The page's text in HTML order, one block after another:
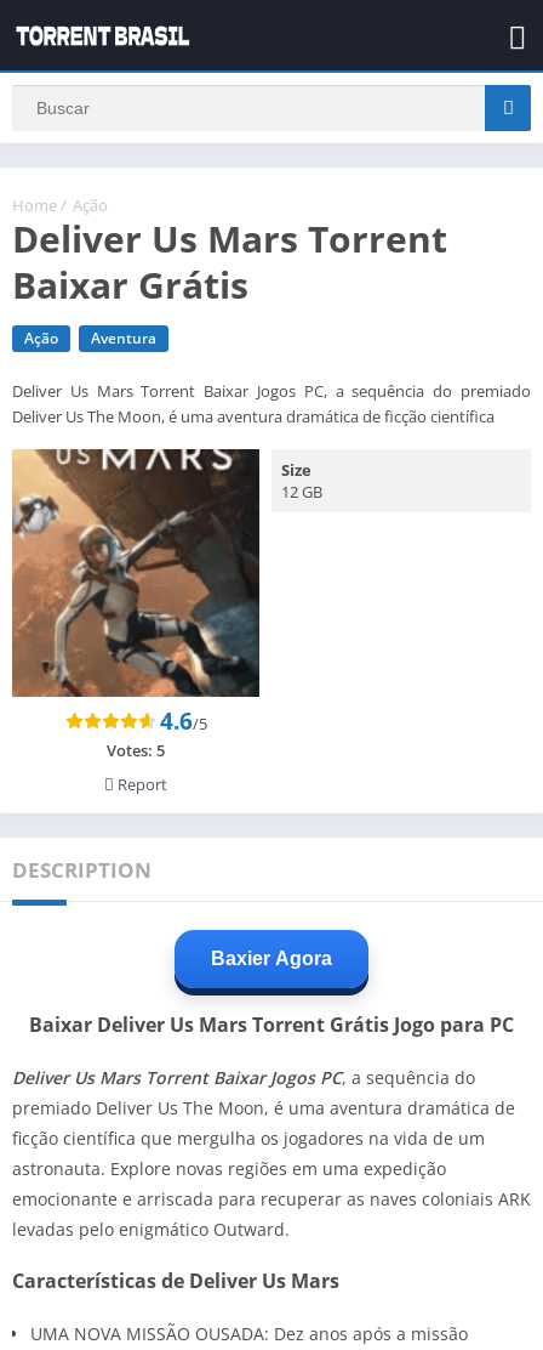
Home / Ação
Deliver Us Mars Torrent
Baixar Grátis
Ação Aventura
Deliver Us Mars Torrent Baixar Jogos PC, a sequência do premiado
Deliver Us The Moon, é uma aventura dramática de ficção científica
4.6/5
Votes: 5
Report
Size
12 GB
DESCRIPTION
Baxier Agora
Baixar Deliver Us Mars Torrent Grátis Jogo para PC
Deliver Us Mars Torrent Baixar Jogos PC, a sequência do
premiado Deliver Us The Moon, é uma aventura dramática de
ficção científica que mergulha os jogadores na vida de um
astronauta. Explore novas regiões em uma expedição
emocionante e arriscada para recuperar as naves coloniais ARK
levadas pelo enigmático Outward.
Características de Deliver Us Mars
UMA NOVA MISSÃO OUSADA: Dez anos após a missão